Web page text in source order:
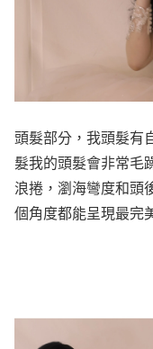
頭髮部分，我頭髮有
髮我的頭髮會非常毛
浪捲，瀏海彎度和頭
個角度都能呈現最完